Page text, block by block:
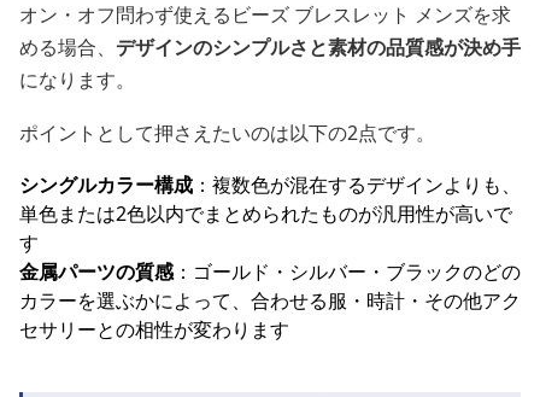
オン・オフ問わず使えるビーズ ブレスレット メンズを求
める場合、 デザインのシンプルさと素材の品質感が決め手
になります。
ポイントとして押さえたいのは以下の2点です。
シングルカラー構成 ：複数色が混在するデザインよりも、
単色または2色以内でまとめられたものが汎用性が高いで
す
金属パーツの質感：ゴールド・シルバー・ブラックのどの
カラーを選ぶかによって、合わせる服・時計・その他アク
セサリーとの相性が変わります